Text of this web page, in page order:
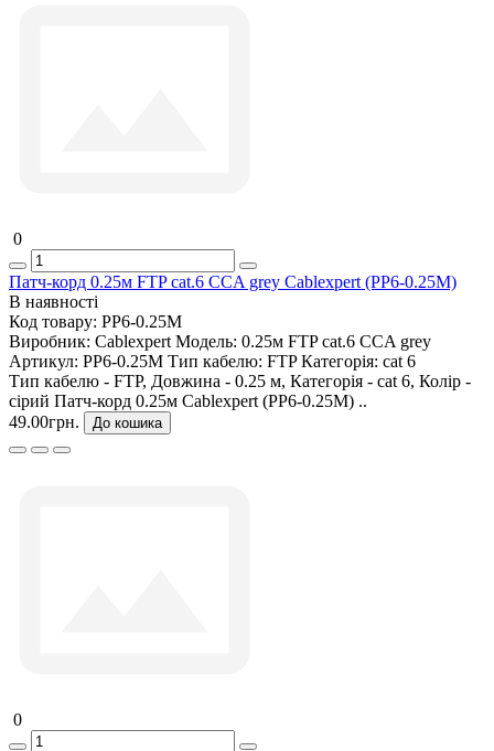
0
Патч-корд 0.25м FTP cat.6 CCA grey Cablexpert (PP6-0.25M)
В наявності
Код товару: PP6-0.25M
Виробник: Cablexpert Модель: 0.25м FTP cat.6 CCA grey
Артикул: PP6-0.25M Тип кабелю: FTP Категорія: cat 6
Тип кабелю - FTP, Довжина - 0.25 м, Категорія - cat 6, Колір -
сірий Патч-корд 0.25м Cablexpert (PP6-0.25M) ..
49.00грн.
До кошика
0